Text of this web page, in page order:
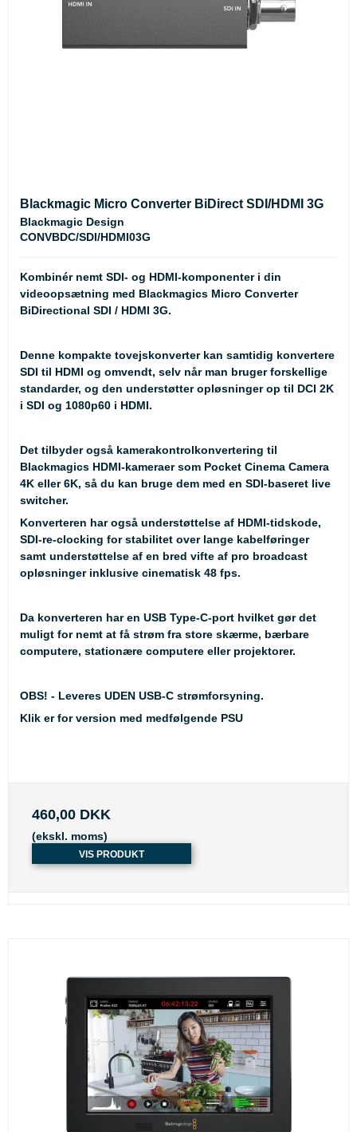
Blackmagic Micro Converter BiDirect SDI/HDMI 3G
Blackmagic Design
CONVBDC/SDI/HDMI03G
Kombinér nemt SDI- og HDMI-komponenter i din
videoopsætning med Blackmagics Micro Converter
BiDirectional SDI / HDMI 3G.
Denne kompakte tovejskonverter kan samtidig konvertere
SDI til HDMI og omvendt, selv når man bruger forskellige
standarder, og den understøtter opløsninger op til DCI 2K
i SDI og 1080p60 i HDMI.
Det tilbyder også kamerakontrolkonvertering til
Blackmagics HDMI-kameraer som Pocket Cinema Camera
4K eller 6K, så du kan bruge dem med en SDI-baseret live
switcher.
Konverteren har også understøttelse af HDMI-tidskode,
SDI-re-clocking for stabilitet over lange kabelføringer
samt understøttelse af en bred vifte af pro broadcast
opløsninger inklusive cinematisk 48 fps.
Da konverteren har en USB Type-C-port hvilket gør det
muligt for nemt at få strøm fra store skærme, bærbare
computere, stationære computere eller projektorer.
OBS! - Leveres UDEN USB-C strømforsyning.
Klik er for version med medfølgende PSU
460,00 DKK
(ekskl. moms)
VIS PRODUKT